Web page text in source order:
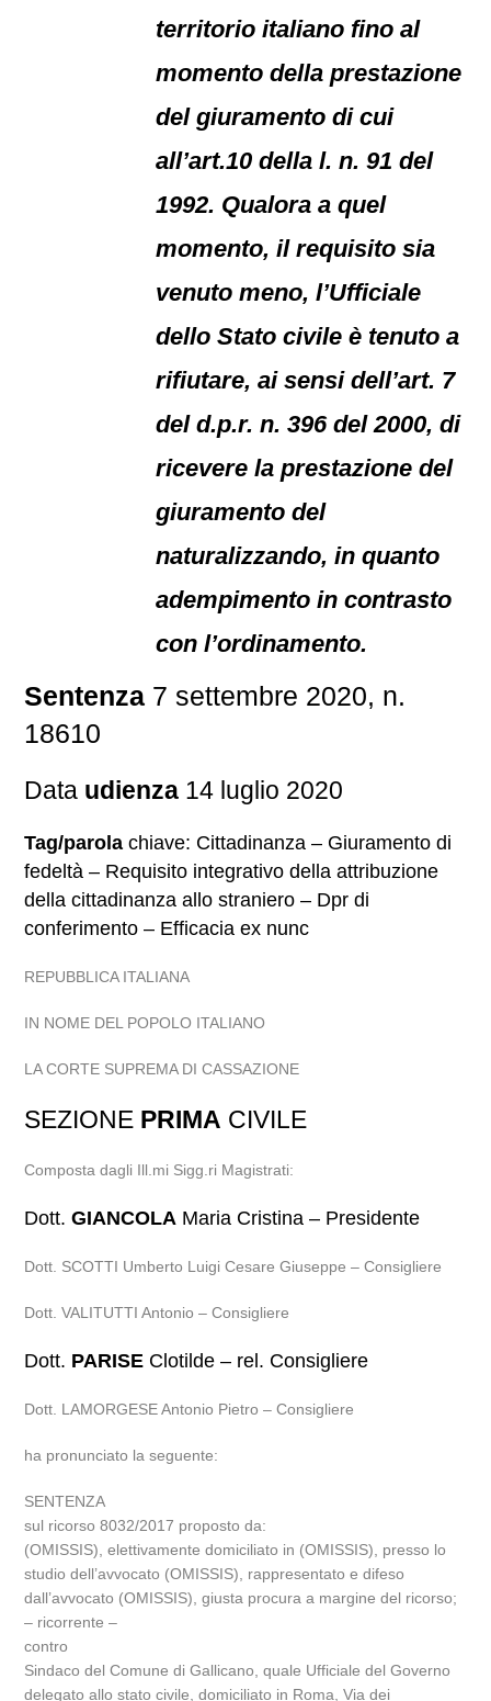
territorio italiano fino al
momento della prestazione
del giuramento di cui
all’art.10 della l. n. 91 del
1992. Qualora a quel
momento, il requisito sia
venuto meno, l’Ufficiale
dello Stato civile è tenuto a
rifiutare, ai sensi dell’art. 7
del d.p.r. n. 396 del 2000, di
ricevere la prestazione del
giuramento del
naturalizzando, in quanto
adempimento in contrasto
con l’ordinamento.
Sentenza 7 settembre 2020, n.
18610
Data udienza 14 luglio 2020
Tag/parola chiave: Cittadinanza – Giuramento di
fedeltà – Requisito integrativo della attribuzione
della cittadinanza allo straniero – Dpr di
conferimento – Efficacia ex nunc
REPUBBLICA ITALIANA
IN NOME DEL POPOLO ITALIANO
LA CORTE SUPREMA DI CASSAZIONE
SEZIONE PRIMA CIVILE
Composta dagli Ill.mi Sigg.ri Magistrati:
Dott.GIANCOLA Maria Cristina – Presidente
Dott. SCOTTI Umberto Luigi Cesare Giuseppe – Consigliere
Dott. VALITUTTI Antonio – Consigliere
Dott. PARISE Clotilde – rel. Consigliere
Dott. LAMORGESE Antonio Pietro – Consigliere
ha pronunciato la seguente:
SENTENZA
sul ricorso 8032/2017 proposto da:
(OMISSIS), elettivamente domiciliato in (OMISSIS), presso lo
studio dell’avvocato (OMISSIS), rappresentato e difeso
dall’avvocato (OMISSIS), giusta procura a margine del ricorso;
– ricorrente –
contro
Sindaco del Comune di Gallicano, quale Ufficiale del Governo
delegato allo stato civile, domiciliato in Roma, Via dei